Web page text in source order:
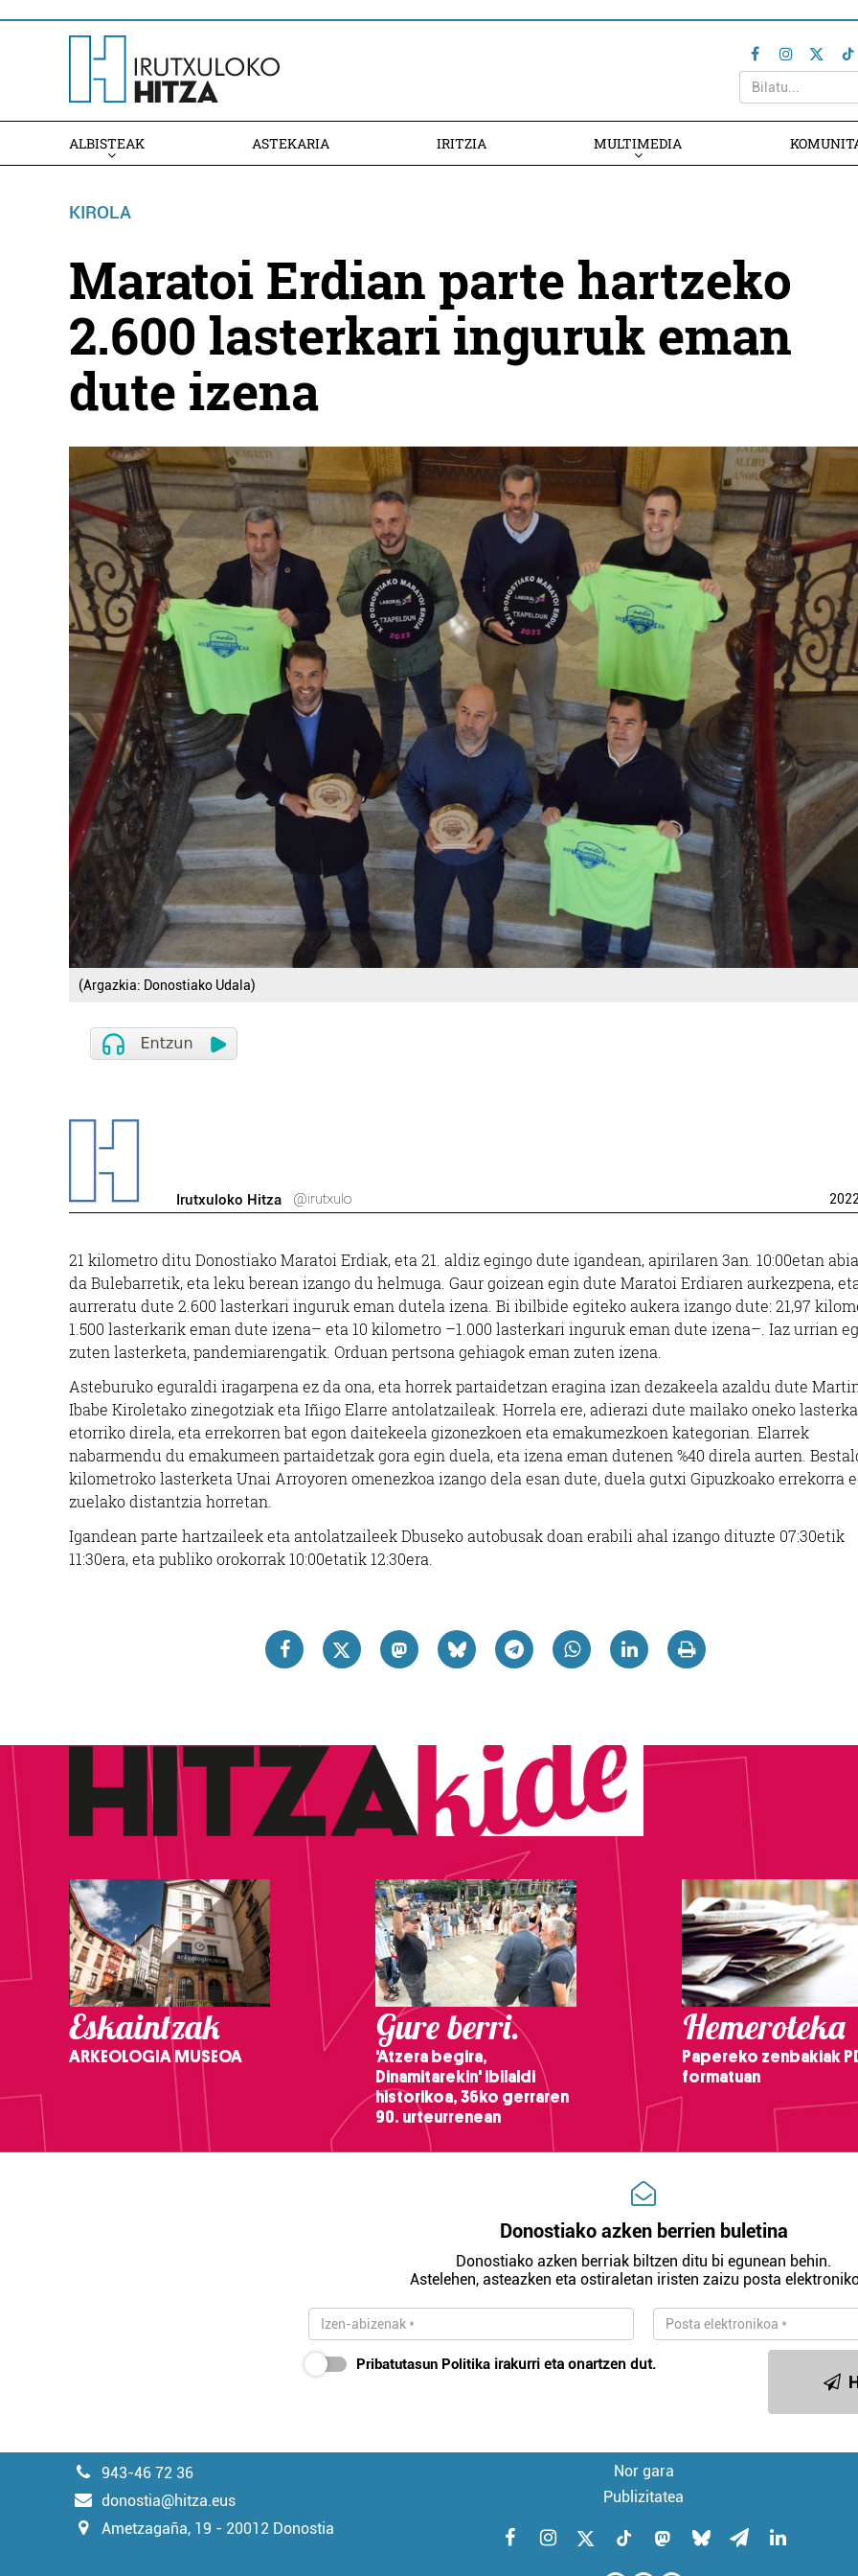
ALBISTEAK ASTEKARIA IRITZIA MULTIMEDIA
KIROLA
Maratoi Erdian parte hartzeko
2.600 lasterkari inguruk eman
dute izena
(Argazkia: Donostiako Udala)
Irutxuloko Hitza @irutxulo 2022
21 kilometro ditu Donostiako Maratoi Erdiak, eta 21. aldiz egingo dute igandean, apirilaren 3an. 10:00etan
da Bulebarretik, eta leku berean izango du helmuga. Gaur goizean egin dute Maratoi Erdiaren aurkezpena,
aurreratu dute 2.600 lasterkari inguruk eman dutela izena. Bi ibilbide egiteko aukera izango dute: 21,97
1.500 lasterkarik eman dute izena– eta 10 kilometro –1.000 lasterkari inguruk eman dute izena–. Iaz urrian
zuten lasterketa, pandemiarengatik. Orduan pertsona gehiagok eman zuten izena.
Asteburuko eguraldi iragarpena ez da ona, eta horrek partaidetzan eragina izan dezakeela azaldu dute
Ibabe Kiroletako zinegotziak eta Iñigo Elarre antolatzaileak. Horrela ere, adierazi dute mailako oneko
etorriko direla, eta errekorren bat egon daitekeela gizonezkoen eta emakumezkoen kategorian. Elarrek
nabarmendu du emakumeen partaidetzak gora egin duela, eta izena eman dutenen %40 direla aurten.
kilometroko lasterketa Unai Arroyoren omenezkoa izango dela esan dute, duela gutxi Gipuzkoako errekorra
zuelako distantzia horretan.
Igandean parte hartzaileek eta antolatzaileek Dbuseko autobusak doan erabili ahal izango dituzte 07:30etik
11:30era, eta publiko orokorrak 10:00etatik 12:30era.
Eskaintzak
ARKEOLOGIA MUSEOA
Gure berri.
'Atzera begira,
Dinamitarekin' ibilaldi
historikoa, 36ko gerraren
90. urteurrenean
Hemeroteka
Papereko zenbakiak
formatuan
Donostiako azken berrien buletina
Donostiako azken berriak biltzen ditu bi egunean behin.
Astelehen, asteazken eta ostiraletan iristen zaizu posta
Pribatutasun Politika irakurri eta onartzen dut.
943-46 72 36
donostia@hitza.eus
Ametzagaña, 19 - 20012 Donostia
Nor gara
Publizitatea